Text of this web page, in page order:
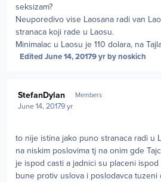
seksizam?
Neuporedivo vise Laosana radi van
stranaca koji rade u Laosu.
Minimalac u Laosu je 110 dolara, na
Edited June 14, 20179 yrby noskich
StefanDylan Members
June 14, 20179 yr
to nije istina jako puno stranaca radi u
na niskim poslovima tj na onim gde
je ispod casti a jadnici su placeni
bune protiv uslova i poslodavca tuzeni